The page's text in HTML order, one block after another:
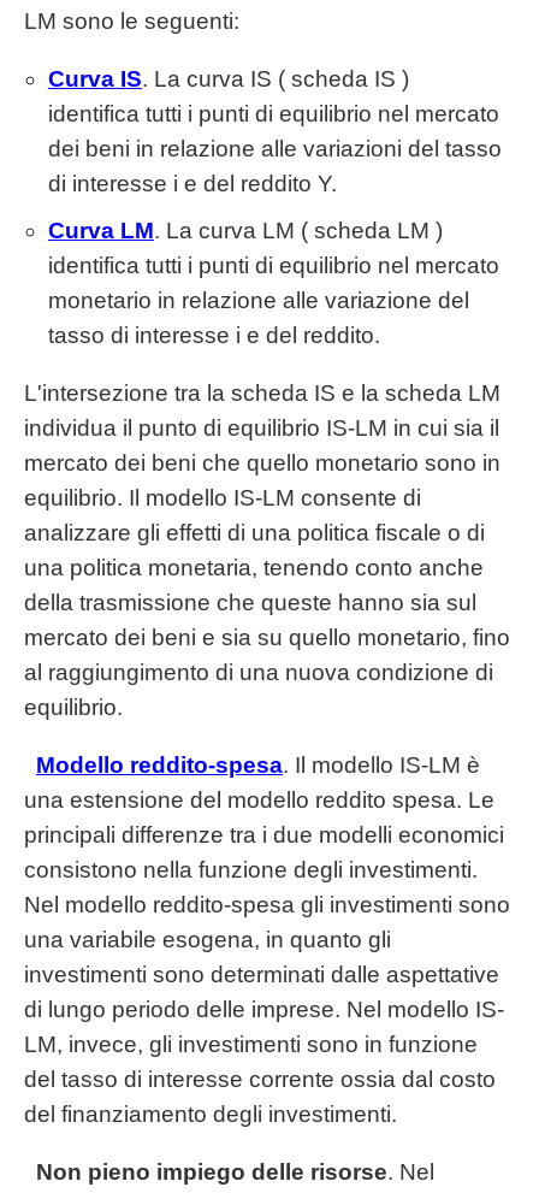
LM sono le seguenti:
Curva IS. La curva IS ( scheda IS )
identifica tutti i punti di equilibrio nel mercato
dei beni in relazione alle variazioni del tasso
di interesse i e del reddito Y.
Curva LM. La curva LM ( scheda LM )
identifica tutti i punti di equilibrio nel mercato
monetario in relazione alle variazione del
tasso di interesse i e del reddito.
L'intersezione tra la scheda IS e la scheda LM
individua il punto di equilibrio IS-LM in cui sia il
mercato dei beni che quello monetario sono in
equilibrio. Il modello IS-LM consente di
analizzare gli effetti di una politica fiscale o di
una politica monetaria, tenendo conto anche
della trasmissione che queste hanno sia sul
mercato dei beni e sia su quello monetario, fino
al raggiungimento di una nuova condizione di
equilibrio.
Modello reddito-spesa. Il modello IS-LM è
una estensione del modello reddito spesa. Le
principali differenze tra i due modelli economici
consistono nella funzione degli investimenti.
Nel modello reddito-spesa gli investimenti sono
una variabile esogena, in quanto gli
investimenti sono determinati dalle aspettative
di lungo periodo delle imprese. Nel modello IS-
LM, invece, gli investimenti sono in funzione
del tasso di interesse corrente ossia dal costo
del finanziamento degli investimenti.
Non pieno impiego delle risorse. Nel